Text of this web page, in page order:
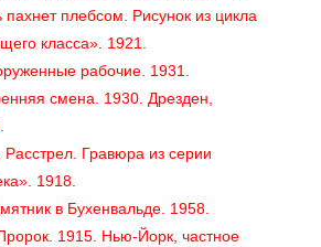
пахнет плебсом. Рисунок из цикла
класса». 1921.
рабочие. 1931.
смена. 1930. Дрезден,
Гравюра из серии
1918.
в Бухенвальде. 1958.
1915. Нью-Йорк, частное